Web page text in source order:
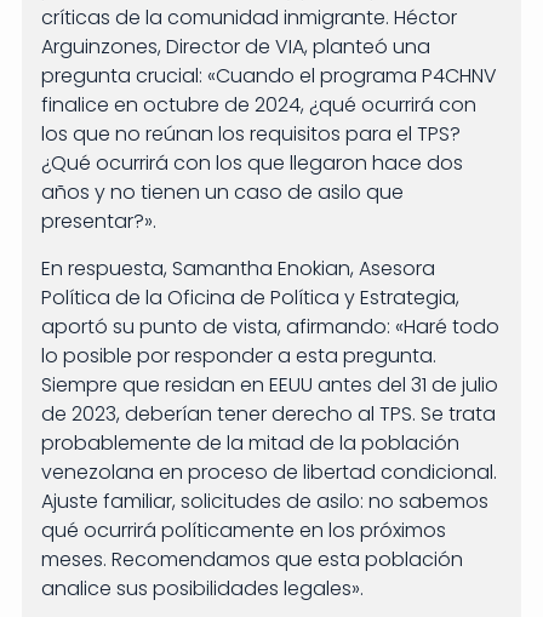
críticas de la comunidad inmigrante. Héctor
Arguinzones, Director de VIA, planteó una
pregunta crucial: «Cuando el programa P4CHNV
finalice en octubre de 2024, ¿qué ocurrirá con
los que no reúnan los requisitos para el TPS?
¿Qué ocurrirá con los que llegaron hace dos
años y no tienen un caso de asilo que
presentar?».
En respuesta, Samantha Enokian, Asesora
Política de la Oficina de Política y Estrategia,
aportó su punto de vista, afirmando: «Haré todo
lo posible por responder a esta pregunta.
Siempre que residan en EEUU antes del 31 de julio
de 2023, deberían tener derecho al TPS. Se trata
probablemente de la mitad de la población
venezolana en proceso de libertad condicional.
Ajuste familiar, solicitudes de asilo: no sabemos
qué ocurrirá políticamente en los próximos
meses. Recomendamos que esta población
analice sus posibilidades legales».